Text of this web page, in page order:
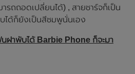
รถถอดเปลี่ยนได้) , สายชาร์จก็เป็น
ได้ก็ยังเป็นสีชมพูนั่นเอง
ฝาพับได้ Barbie Phone ก็จะมา